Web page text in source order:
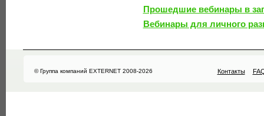
Прошедшие вебинары в
Вебинары для личного
© Группа компаний EXTERNET 2008-2026 Контакты